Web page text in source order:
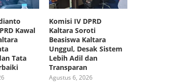
Kawal
Tata
Komisi IV DPRD
Kaltara Soroti
Beasiswa Kaltara
Unggul, Desak Sistem
Lebih Adil dan
Transparan
Agustus 6, 2026